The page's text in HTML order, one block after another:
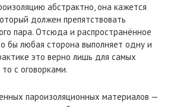
абстрактно, она кажется
должен препятствовать
пара. Отсюда и распространённое
бы любая сторона выполняет одну и
это верно лишь для самых
с оговорками.
пароизоляционных материалов —